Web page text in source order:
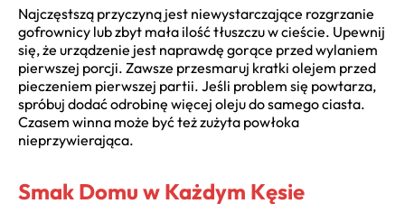
Najczęstszą przyczyną jest niewystarczające rozgrzanie
gofrownicy lub zbyt mała ilość tłuszczu w cieście. Upewnij
się, że urządzenie jest naprawdę gorące przed wylaniem
pierwszej porcji. Zawsze przesmaruj kratki olejem przed
pieczeniem pierwszej partii. Jeśli problem się powtarza,
spróbuj dodać odrobinę więcej oleju do samego ciasta.
Czasem winna może być też zużyta powłoka
nieprzywierająca.
Smak Domu w Każdym Kęsie